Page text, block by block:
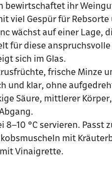
bewirtschaftet ihr
viel Gespür für
wächst auf einer Lage,
für diese
sich im Glas.
frische Minze
und klar, ohne
Säure, mittlerer
8–10 °C servieren. Passt
mit
Vinaigrette.